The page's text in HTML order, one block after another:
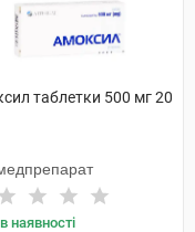
таблетки 500 мг 20
наявності